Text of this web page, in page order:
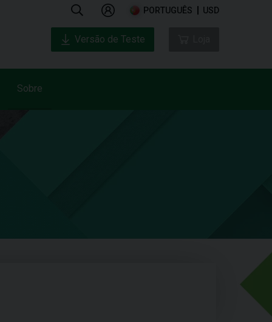
PORTUGUÊS USD
Sobre
Versão de Teste